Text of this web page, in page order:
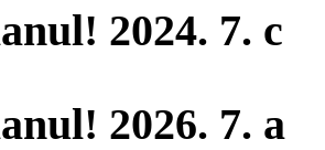
2024. 7. c
2026. 7. a